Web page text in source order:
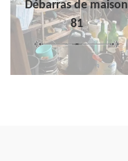
Débarras de maison
81